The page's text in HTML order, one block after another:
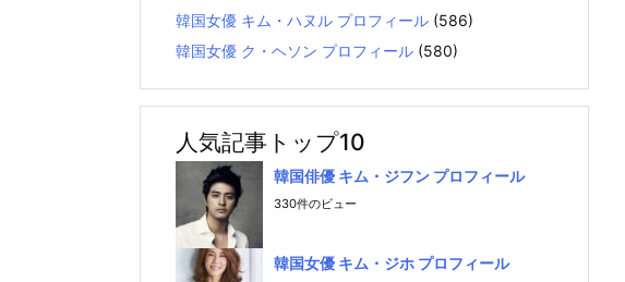
韓国女優 キム・ハヌル プロフィール (586)
韓国女優 ク・ヘソン プロフィール (580)
人気記事トップ10
韓国俳優 キム・ジフン プロフィール
330件のビュー
韓国女優 キム・ジホ プロフィール